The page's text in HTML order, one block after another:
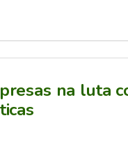
na luta